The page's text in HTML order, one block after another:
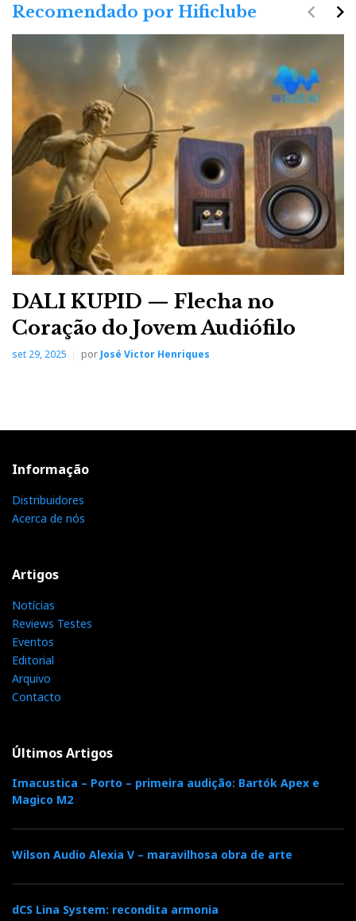
Recomendado por Hificlube
DALI KUPID — Flecha no
Coração do Jovem Audiófilo
set 29, 2025 por José Victor Henriques
navigate_next
navigate_before
Informação
Distribuidores
Acerca de nós
Artigos
Notícias
Reviews Testes
Eventos
Editorial
Arquivo
Contacto
Últimos Artigos
Imacustica – Porto – primeira audição: Bartók Apex e
Magico M2
Wilson Audio Alexia V – maravilhosa obra de arte
dCS Lina System: recondita armonia